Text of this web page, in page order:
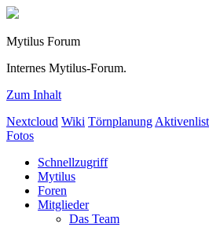
Mytilus Forum
Internes Mytilus-Forum.
Zum Inhalt
Nextcloud Wiki Törnplanung
Fotos
Schnellzugriff
Mytilus
Foren
Mitglieder
Das Team